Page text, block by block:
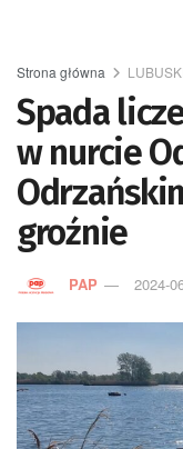
Strona główna
Spada
w nurcie
groźnie
PAP 2024-